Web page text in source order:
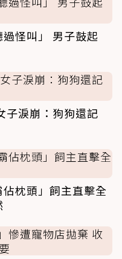
怪叫」 男子鼓起
子淚崩：狗狗還記
枕頭」飼主直擊全